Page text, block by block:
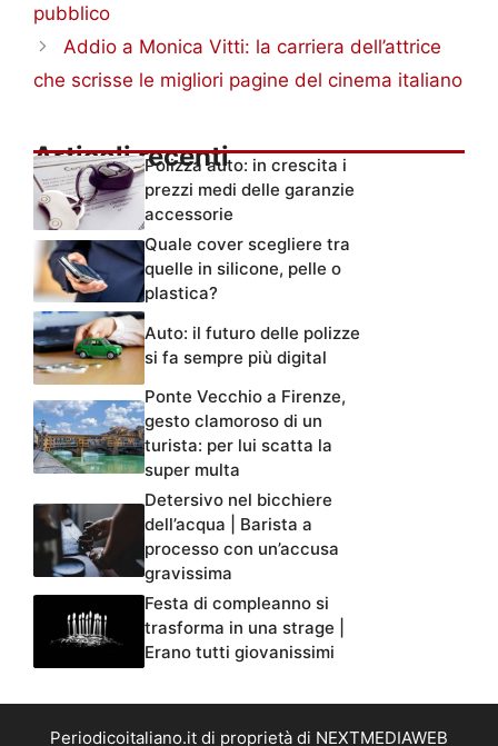
pubblico
Addio a Monica Vitti: la carriera dell’attrice
che scrisse le migliori pagine del cinema italiano
Articoli recentiPolizza auto: in crescita i
prezzi medi delle garanzie
accessorie
Quale cover scegliere tra
quelle in silicone, pelle o
plastica?
Auto: il futuro delle polizze
si fa sempre più digital
Ponte Vecchio a Firenze,
gesto clamoroso di un
turista: per lui scatta la
super multa
Detersivo nel bicchiere
dell’acqua | Barista a
processo con un’accusa
gravissima
Festa di compleanno si
trasforma in una strage |
Erano tutti giovanissimi
Periodicoitaliano.it di proprietà di NEXTMEDIAWEB